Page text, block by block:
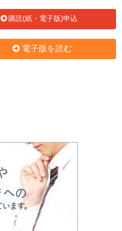
購読(紙・電子版)申込
電子版を読む